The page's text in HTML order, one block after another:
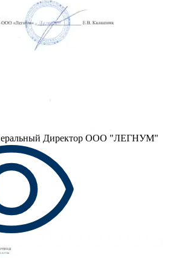
Директор ООО "ЛЕГНУМ"